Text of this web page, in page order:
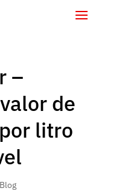
–
de
litro
Blog